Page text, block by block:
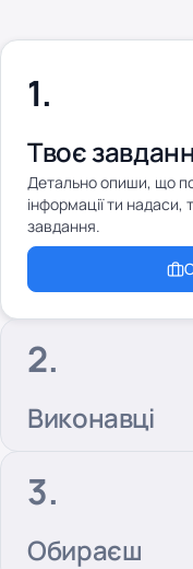
Твоє
Детально опиши, що
інформації ти
завдання.
Виконавці
Обираєш